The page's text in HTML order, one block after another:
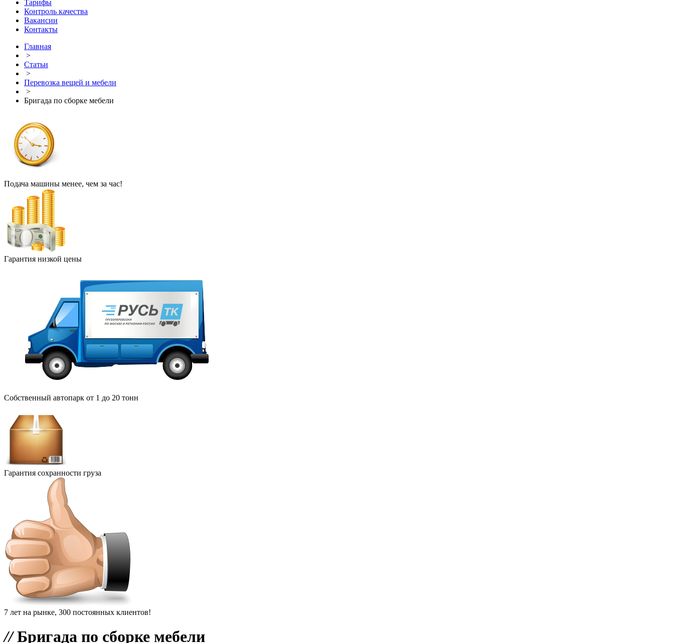
Тарифы
Контроль качества
Вакансии
Контакты
Главная
>
Статьи
>
Перевозка вещей и мебели
>
Бригада по сборке мебели
Подача машины менее, чем за час!
Гарантия низкой цены
Собственный автопарк от 1 до 20 тонн
Гарантия сохранности груза
7 лет на рынке, 300 постоянных клиентов!
//Бригада по сборке мебели